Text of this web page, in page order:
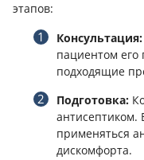
этапов:
Консультация:
пациентом
подходящие
Подготовка:
антисептиком.
применяться
дискомфорта.